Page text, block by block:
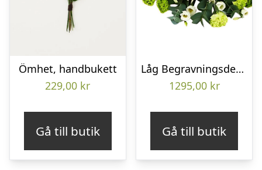
Ömhet, handbukett
229,00 kr
Gå till butik
Låg Begravningsdekoration
1295,00 kr
Gå till butik